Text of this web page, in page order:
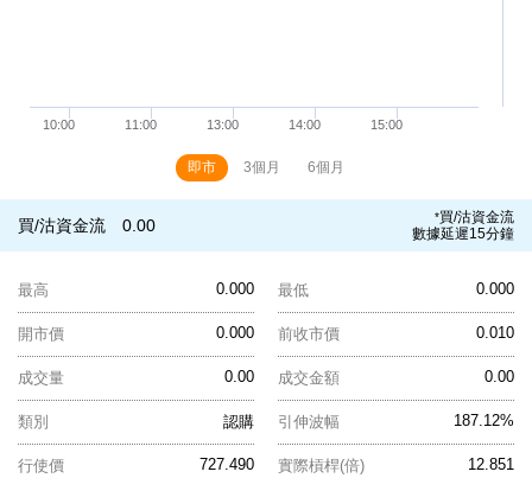
即市 3個月 6個月
買/沽資金流 0.00 *買/沽資金流
數據延遲15分鐘
0.000
最高 0.000
最低
0.000
開市價 0.010
前收市價
0.00
成交量 0.00
成交金額
認購
類別 187.12%
引伸波幅
727.490
行使價 12.851
實際槓桿(倍)